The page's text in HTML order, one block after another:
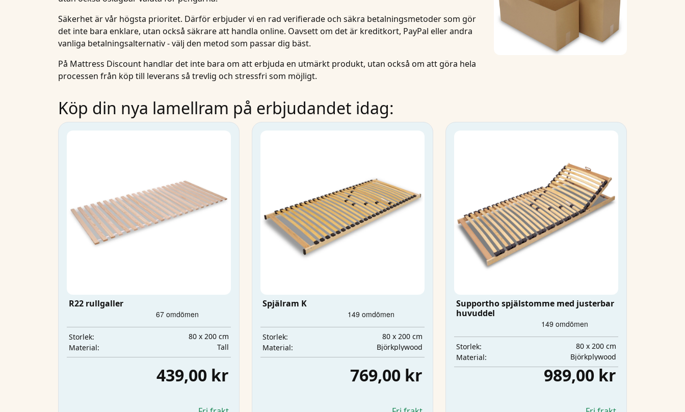
Säkerhet är vår högsta prioritet. Därför erbjuder vi en rad verifierade och säkra betalningsmetoder som gör
det inte bara enklare, utan också säkrare att handla online. Oavsett om det är kreditkort, PayPal eller andra
vanliga betalningsalternativ - välj den metod som passar dig bäst.
På Mattress Discount handlar det inte bara om att erbjuda en utmärkt produkt, utan också om att göra hela
processen från köp till leverans så trevlig och stressfri som möjligt.
Köp din nya lamellram på erbjudandet idag:
R22 rullgaller
Storlek:
80 x 200 cm
Material:
Tall
439,00 kr
Spjälram K
Storlek:
80 x 200 cm
Material:
Björkplywood
769,00 kr
Supportho spjälstomme med justerbar
huvuddel
Storlek:
80 x 200 cm
Material:
Björkplywood
989,00 kr